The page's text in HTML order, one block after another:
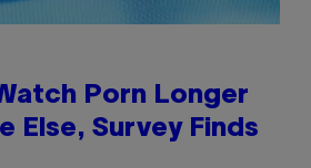
Porn Longer
Else, Survey Finds